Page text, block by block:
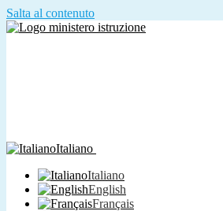
Salta al contenuto
Italiano
Italiano
English
Français